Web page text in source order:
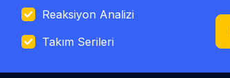
Reaksiyon Analizi
Takım Serileri